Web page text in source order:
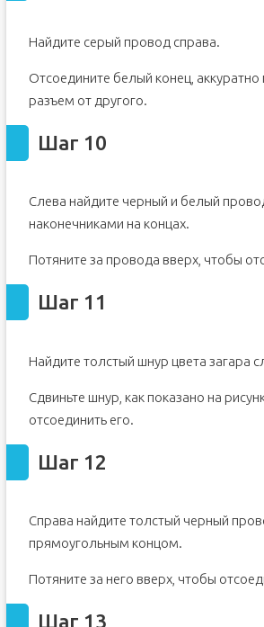
Найдите серый провод справа.
Отсоедините белый конец,
разъем от другого.
Шаг 10
Слева найдите черный и белый
наконечниками на концах.
Потяните за провода вверх, чтобы
Шаг 11
Найдите толстый шнур цвета загара
Сдвиньте шнур, как показано на
отсоединить его.
Шаг 12
Справа найдите толстый черный
прямоугольным концом.
Потяните за него вверх, чтобы
Шаг 13